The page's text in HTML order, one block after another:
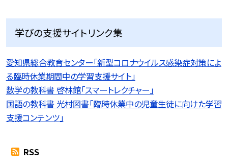
学びの支援サイトリンク集
愛知県総合教育センター「新型コロナウイルス感染症対策によ
る臨時休業期間中の学習支援サイト」
数学の教科書 啓林館「スマートレクチャー」
国語の教科書 光村図書「臨時休業中の児童生徒に向けた学習
支援コンテンツ」
RSS